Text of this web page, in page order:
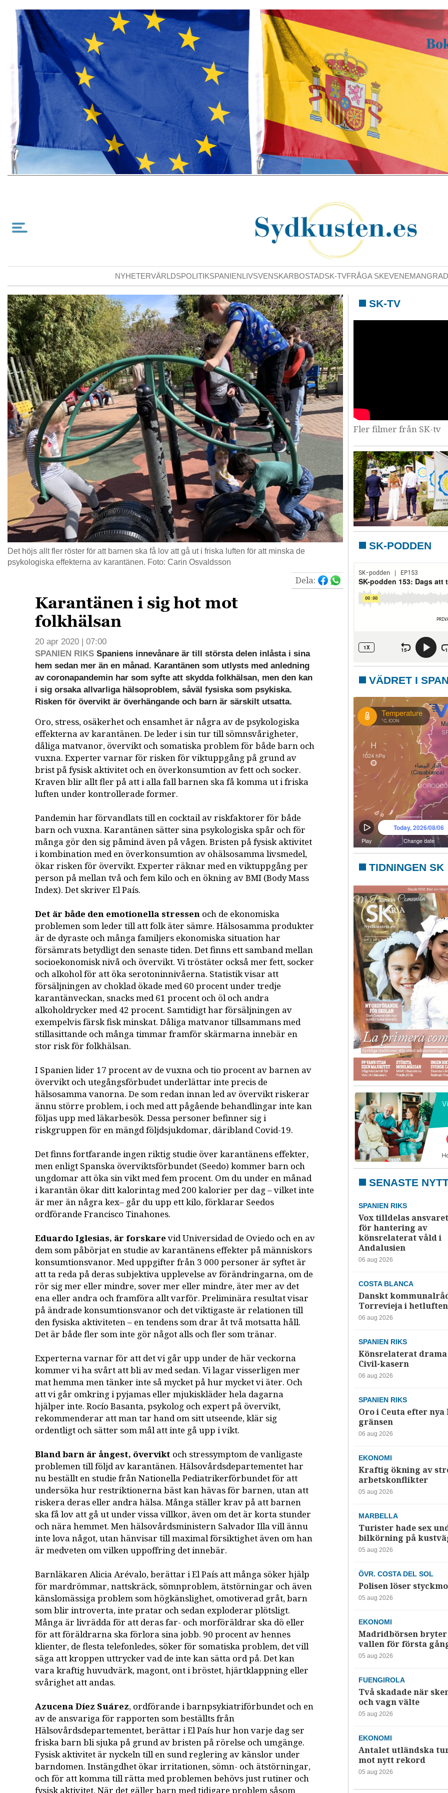
NYHETERVÄRLDSPOLITIKSPANIENLIVSVENSKARBOSTADSK-TVFRÅGA SKEVENEMANG
Det höjs allt fler röster för att barnen ska få lov att gå ut i friska luften för att minska de
psykologiska effekterna av karantänen. Foto: Carin Osvaldsson
Dela:
Karantänen i sig hot mot
folkhälsan
20 apr 2020 | 07:00
SPANIEN RIKS Spaniens innevånare är till största delen inlåsta i sina
hem sedan mer än en månad. Karantänen som utlysts med anledning
av coronapandemin har som syfte att skydda folkhälsan, men den kan
i sig orsaka allvarliga hälsoproblem, såväl fysiska som psykiska.
Risken för övervikt är överhängande och barn är särskilt utsatta.
Oro, stress, osäkerhet och ensamhet är några av de psykologiska
effekterna av karantänen. De leder i sin tur till sömnsvårigheter,
dåliga matvanor, övervikt och somatiska problem för både barn och
vuxna. Experter varnar för risken för viktuppgång på grund av
brist på fysisk aktivitet och en överkonsumtion av fett och socker.
Kraven blir allt fler på att i alla fall barnen ska få komma ut i friska
luften under kontrollerade former.
Pandemin har förvandlats till en cocktail av riskfaktorer för både
barn och vuxna. Karantänen sätter sina psykologiska spår och för
många gör den sig påmind även på vågen. Bristen på fysisk aktivitet
i kombination med en överkonsumtion av ohälsosamma livsmedel,
ökar risken för övervikt. Experter räknar med en viktuppgång per
person på mellan två och fem kilo och en ökning av BMI (Body Mass
Index). Det skriver El País.
Det är både den emotionella stressen och de ekonomiska
problemen som leder till att folk äter sämre. Hälsosamma produkter
är de dyraste och många familjers ekonomiska situation har
försämrats betydligt den senaste tiden. Det finns ett samband mellan
socioekonomisk nivå och övervikt. Vi tröstäter också mer fett, socker
och alkohol för att öka serotoninnivåerna. Statistik visar att
försäljningen av choklad ökade med 60 procent under tredje
karantänveckan, snacks med 61 procent och öl och andra
alkoholdrycker med 42 procent. Samtidigt har försäljningen av
exempelvis färsk fisk minskat. Dåliga matvanor tillsammans med
stillasittande och många timmar framför skärmarna innebär en
stor risk för folkhälsan.
I Spanien lider 17 procent av de vuxna och tio procent av barnen av
övervikt och utegångsförbudet underlättar inte precis de
hälsosamma vanorna. De som redan innan led av övervikt riskerar
ännu större problem, i och med att pågående behandlingar inte kan
följas upp med läkarbesök. Dessa personer befinner sig i
riskgruppen för en mängd följdsjukdomar, däribland Covid-19.
Det finns fortfarande ingen riktig studie över karantänens effekter,
men enligt Spanska överviktsförbundet (Seedo) kommer barn och
ungdomar att öka sin vikt med fem procent. Om du under en månad
i karantän ökar ditt kalorintag med 200 kalorier per dag – vilket inte
är mer än några kex– går du upp ett kilo, förklarar Seedos
ordförande Francisco Tinahones.
Eduardo Iglesias, är forskarevid Universidad de Oviedo och en av
dem som påbörjat en studie av karantänens effekter på människors
konsumtionsvanor. Med uppgifter från 3 000 personer är syftet är
att ta reda på deras subjektiva upplevelse av förändringarna, om de
rör sig mer eller mindre, sover mer eller mindre, äter mer av det
ena eller andra och framföra allt varför. Preliminära resultat visar
på ändrade konsumtionsvanor och det viktigaste är relationen till
den fysiska aktiviteten – en tendens som drar åt två motsatta håll.
Det är både fler som inte gör något alls och fler som tränar.
Experterna varnar för att det vi går upp under de här veckorna
kommer vi ha svårt att bli av med sedan. Vi lagar visserligen mer
mat hemma men tänker inte så mycket på hur mycket vi äter. Och
att vi går omkring i pyjamas eller mjukiskläder hela dagarna
hjälper inte. Rocío Basanta, psykolog och expert på övervikt,
rekommenderar att man tar hand om sitt utseende, klär sig
ordentligt och sätter som mål att inte gå upp i vikt.
Bland barn är ångest, övervikt och stressymptom de vanligaste
problemen till följd av karantänen. Hälsovårdsdepartementet har
nu beställt en studie från Nationella Pediatrikerförbundet för att
undersöka hur restriktionerna bäst kan hävas för barnen, utan att
riskera deras eller andra hälsa. Många ställer krav på att barnen
ska få lov att gå ut under vissa villkor, även om det är korta stunder
och nära hemmet. Men hälsovårdsministern Salvador Illa vill ännu
inte lova något, utan hänvisar till maximal försiktighet även om han
är medveten om vilken uppoffring det innebär.
Barnläkaren Alicia Arévalo, berättar i El País att många söker hjälp
för mardrömmar, nattskräck, sömnproblem, ätstörningar och även
känslomässiga problem som högkänslighet, omotiverad gråt, barn
som blir introverta, inte pratar och sedan exploderar plötsligt.
Många är livrädda för att deras far- och morföräldrar ska dö eller
för att föräldrarna ska förlora sina jobb. 90 procent av hennes
klienter, de flesta telefonledes, söker för somatiska problem, det vill
säga att kroppen uttrycker vad de inte kan sätta ord på. Det kan
vara kraftig huvudvärk, magont, ont i bröstet, hjärtklappning eller
svårighet att andas.
Azucena Díez Suárez, ordförande i barnpsykiatriförbundet och en
av de ansvariga för rapporten som beställts från
Hälsovårdsdepartementet, berättar i El País hur hon varje dag ser
friska barn bli sjuka på grund av bristen på rörelse och umgänge.
Fysisk aktivitet är nyckeln till en sund reglering av känslor under
barndomen. Instängdhet ökar irritationen, sömn- och ätstörningar,
och för att komma till rätta med problemen behövs just rutiner och
SK-TV
Fler filmer från SK-tv
SK-PODDEN
VÄDRET I
TIDNINGEN SK
SENASTE
SPANIEN RIKS
Vox tilldelas ansvaret
för hantering av
könsrelaterat våld i
Andalusien
06 aug 2026
COSTA BLANCA
Danskt
Torrevieja i hetluften
06 aug 2026
SPANIEN RIKS
Könsrelaterat
Civil-kasern
06 aug 2026
SPANIEN RIKS
Oro i Ceuta efter
gränsen
06 aug 2026
EKONOMI
Kraftig ökning av
arbetskonflikter
05 aug 2026
MARBELLA
Turister hade sex
bilkörning på
05 aug 2026
ÖVR. COSTA DEL SOL
Polisen löser
05 aug 2026
EKONOMI
Madridbörsen bryter
vallen för första
05 aug 2026
FUENGIROLA
Två skadade när
och vagn välte
05 aug 2026
EKONOMI
Antalet utländska
mot nytt rekord
05 aug 2026